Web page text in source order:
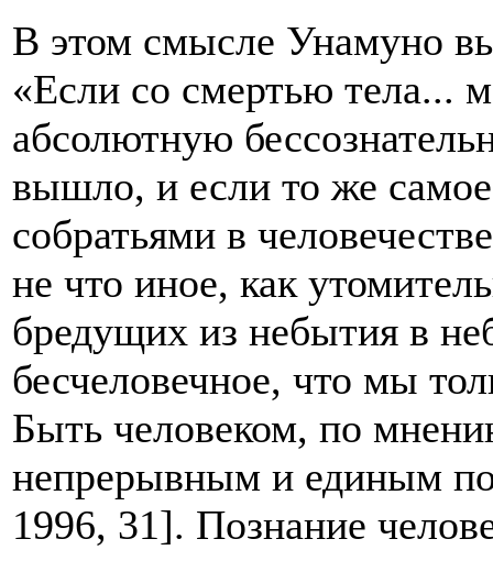
В этом смысле Унамуно
«Если со смертью тела...
абсолютную
вышло, и если то же
собратьями в
не что иное, как
бредущих из небытия в
бесчеловечное, что мы
Быть человеком, по
непрерывным и единым
1996, 31]. Познание